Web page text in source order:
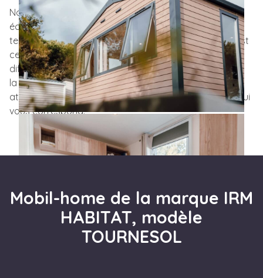
Nous ne nous arrêtons pas à la vente. Du premier
échange sur votre projet jusqu’à la pose sur votre
terrain, nous restons à vos côtés à chaque étape. C’est
cetaccompagnement complet
qui fait notre
différence. Côté choix, vous n’aurez que l’embarras de
la décision : unecinquantaine de mobil-homesvous
attendenten stock, de quoi trouver facilement celui qui
vous correspond.
Mobil-home de la marque IRM
HABITAT, modèle
TOURNESOL